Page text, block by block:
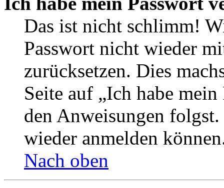
Das ist nicht schlimm!
Passwort nicht wieder
zurücksetzen. Dies
Seite auf „Ich habe
den Anweisungen
wieder anmelden
Nach oben